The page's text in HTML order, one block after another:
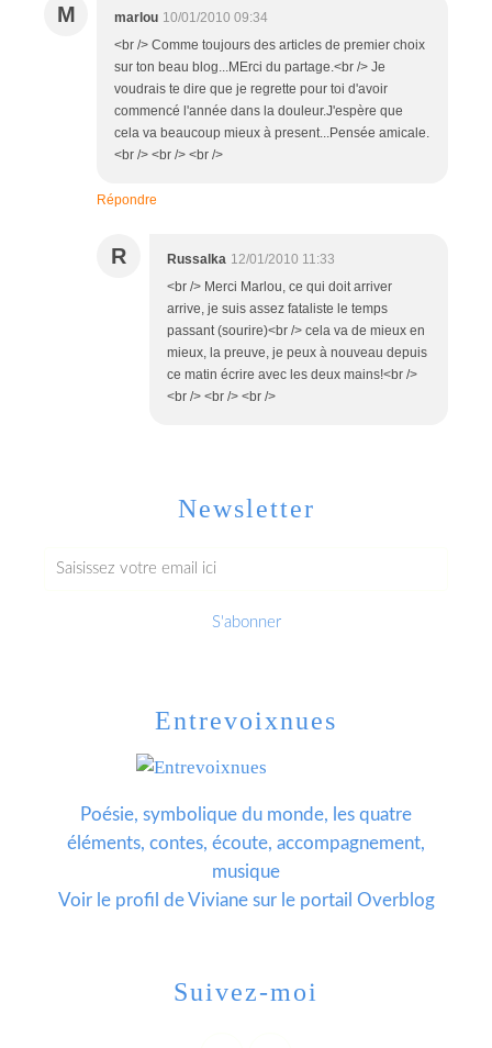
M marlou 10/01/2010 09:34
<br /> Comme toujours des articles de premier choix
sur ton beau blog...MErci du partage.<br /> Je
voudrais te dire que je regrette pour toi d'avoir
commencé l'année dans la douleur.J'espère que
cela va beaucoup mieux à present...Pensée amicale.
<br /> <br /> <br />
Répondre
R Russalka 12/01/2010 11:33
<br /> Merci Marlou, ce qui doit arriver
arrive, je suis assez fataliste le temps
passant (sourire)<br /> cela va de mieux en
mieux, la preuve, je peux à nouveau depuis
ce matin écrire avec les deux mains!<br />
<br /> <br /> <br />
Newsletter
Entrevoixnues
Poésie, symbolique du monde, les quatre
éléments, contes, écoute, accompagnement,
musique
Voir le profil deVivianesur le portail Overblog
Suivez-moi